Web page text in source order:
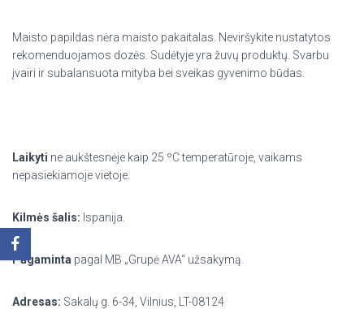
Maisto papildas nėra maisto pakaitalas. Neviršykite nustatytos
rekomenduojamos dozės. Sudėtyje yra žuvų produktų. Svarbu
įvairi ir subalansuota mityba bei sveikas gyvenimo būdas.
Laikyti ne aukštesnėje kaip 25 ºC temperatūroje, vaikams
nepasiekiamoje vietoje.
Kilmės šalis: Ispanija.
Pagaminta pagal MB „Grupė AVA“ užsakymą.
Adresas: Sakalų g. 6-34, Vilnius, LT-08124